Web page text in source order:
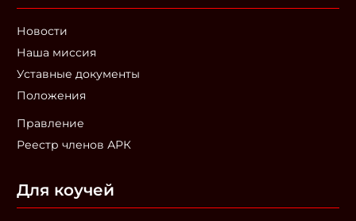
Новости
Наша миссия
Уставные документы
Положения
Правление
Реестр членов АРК
Для коучей